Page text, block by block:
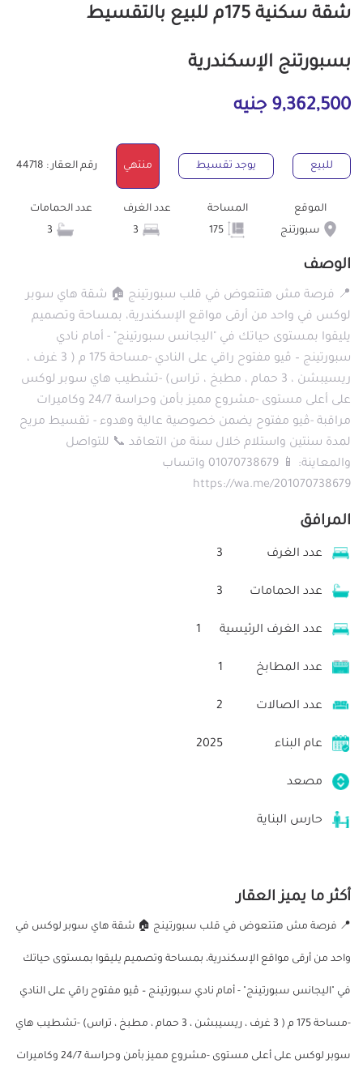
شقة سكنية 175م للبيع بالتقسيط
بسبورتنج الإسكندرية
9,362,500 جنيه
للبيع يوجد تقسيط منتهي رقم العقار : 44718
الموقع
سبورتنج
المساحة
175
عدد الغرف
عدد الحمامات
الوصف
📍 فرصة مش هتتعوض في قلب سبورتينج 🏠 شقة هاي سوبر
لوكس في واحد من أرقى مواقع الإسكندرية، بمساحة وتصميم
يليقوا بمستوى حياتك في "اليجانس سبورتينج" - أمام نادي
سبورتينج – ڤيو مفتوح راقي على النادي -مساحة 175 م ( 3 غرف ،
ريسيبشن ، 3 حمام ، مطبخ ، تراس) -تشطيب هاي سوبر لوكس
على أعلى مستوى -مشروع مميز بأمن وحراسة 24/7 وكاميرات
مراقبة -ڤيو مفتوح يضمن خصوصية عالية وهدوء - تقسيط مريح
لمدة سنتين واستلام خلال سنة من التعاقد 📞 للتواصل
والمعاينة: 📱 01070738679 واتساب
https://wa.me/201070738679
المرافق
عدد الغرف 3
عدد الحمامات 3
عدد الغرف الرئيسية 1
عدد المطابخ 1
عدد الصالات 2
عام البناء 2025
مصعد
حارس البناية
أكثر ما يميز العقار
📍 فرصة مش هتتعوض في قلب سبورتينج 🏠 شقة هاي سوبر لوكس في
واحد من أرقى مواقع الإسكندرية، بمساحة وتصميم يليقوا بمستوى حياتك
في "اليجانس سبورتينج" - أمام نادي سبورتينج – ڤيو مفتوح راقي على النادي
-مساحة 175 م ( 3 غرف ، ريسيبشن ، 3 حمام ، مطبخ ، تراس) -تشطيب هاي
سوبر لوكس على أعلى مستوى -مشروع مميز بأمن وحراسة 24/7 وكاميرات